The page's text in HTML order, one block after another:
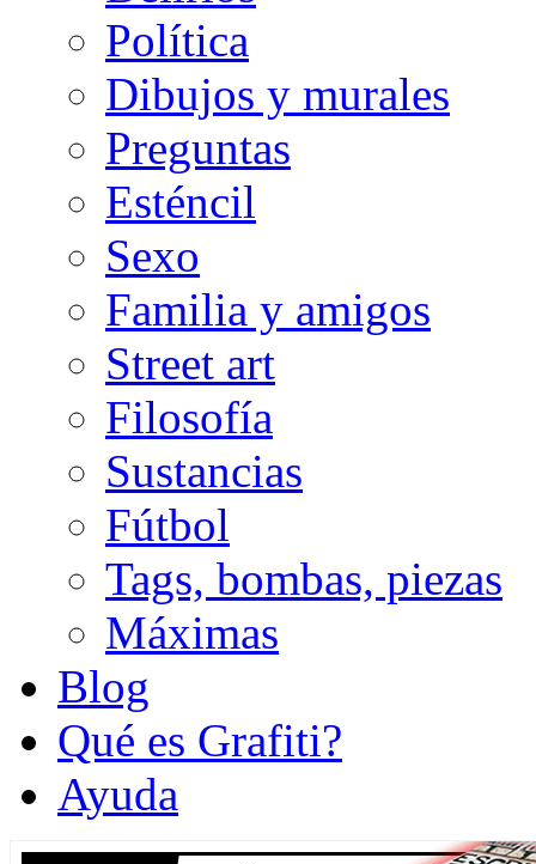
Política
Dibujos y murales
Preguntas
Esténcil
Sexo
Familia y amigos
Street art
Filosofía
Sustancias
Fútbol
Tags, bombas, piezas
Máximas
Blog
Qué es Grafiti?
Ayuda